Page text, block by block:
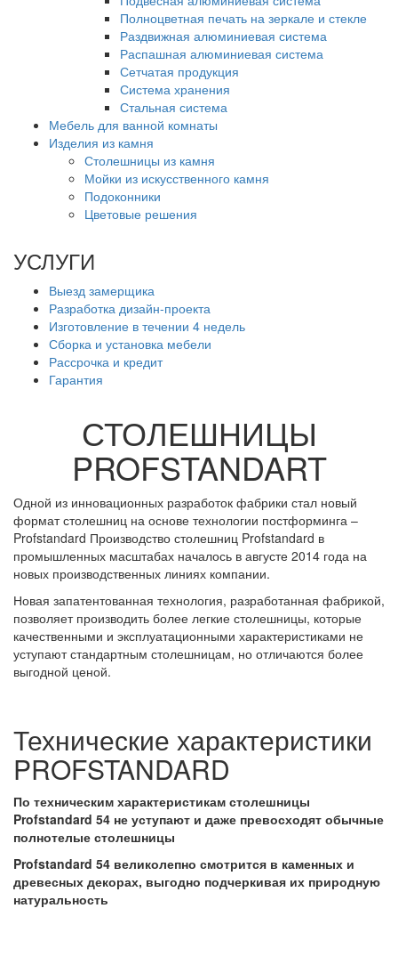
Полноцветная печать на зеркале и стекле
Раздвижная алюминиевая система
Распашная алюминиевая система
Сетчатая продукция
Система хранения
Стальная система
Мебель для ванной комнаты
Изделия из камня
Столешницы из камня
Мойки из искусственного камня
Подоконники
Цветовые решения
УСЛУГИ
Выезд замерщика
Разработка дизайн-проекта
Изготовление в течении 4 недель
Сборка и установка мебели
Рассрочка и кредит
Гарантия
СТОЛЕШНИЦЫ
PROFSTANDART
Одной из инновационных разработок фабрики стал новый
формат столешниц на основе технологии постформинга –
Profstandard Производство столешниц Profstandard в
промышленных масштабах началось в августе 2014 года на
новых производственных линиях компании.
Новая запатентованная технология, разработанная фабрикой,
позволяет производить более легкие столешницы, которые
качественными и эксплуатационными характеристиками не
уступают стандартным столешницам, но отличаются более
выгодной ценой.
Технические характеристики
PROFSTANDARD
По техническим характеристикам столешницы
Profstandard 54 не уступают и даже превосходят обычные
полнотелые столешницы
Profstandard 54 великолепно смотрится в каменных и
древесных декорах, выгодно подчеркивая их природную
натуральность